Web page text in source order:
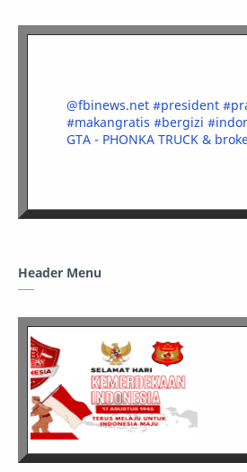
@fbinews.net #president
#makangratis #bergizi
GTA - PHONKA TRUCK &
Header Menu